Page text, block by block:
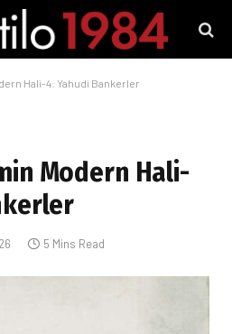
Hali-4: Yahudi Bankerler
Modern Hali-
5 Mins Read